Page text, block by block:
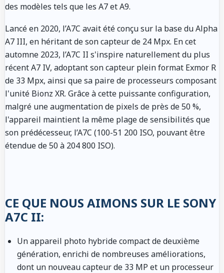
des modèles tels que les A7 et A9.
Lancé en 2020, l’A7C avait été conçu sur la base du Alpha
A7 III, en héritant de son capteur de 24 Mpx. En cet
automne 2023, l’A7C II s'inspire naturellement du plus
récent A7 IV, adoptant son capteur plein format Exmor R
de 33 Mpx, ainsi que sa paire de processeurs composant
l'unité Bionz XR. Grâce à cette puissante configuration,
malgré une augmentation de pixels de près de 50 %,
l'appareil maintient la même plage de sensibilités que
son prédécesseur, l’A7C (100-51 200 ISO, pouvant être
étendue de 50 à 204 800 ISO).
CE QUE NOUS AIMONS SUR LE SONY
A7C II:
Un appareil photo hybride compact de deuxième
génération, enrichi de nombreuses améliorations,
dont un nouveau capteur de 33 MP et un processeur